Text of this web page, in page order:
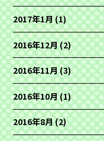
2017年1月(1)
2016年12月(2)
2016年11月(3)
2016年10月(1)
2016年8月(2)